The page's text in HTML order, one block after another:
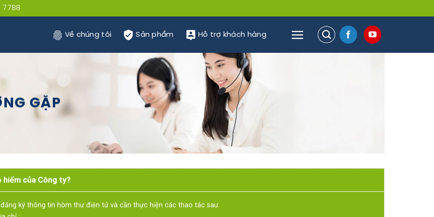
Về chúng tôi Sản phẩm Hỗ trợ khách hàng
GẶP
hiểm của Công ty?
ký thông tin hòm thư điện tử và cần thực hiện các thao tác sau: